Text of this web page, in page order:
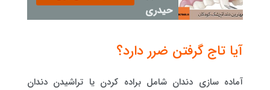
حیدری
آیا تاج گرفتن ضرر دارد؟
آماده سازی دندان شامل براده کردن یا تراشیدن دندان